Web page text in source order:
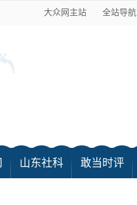
大众网主站 全站导航
山东社科 敢当时评